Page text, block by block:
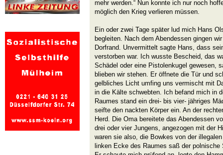
mehr werden.“ Nun konnte ich nur noch
möglich den Krieg verlieren müssen.
Ein oder zwei Tage später lud mich Hans
begleiten. Nach dem Abendessen gingen
Dorfrand. Unvermittelt sagte Hans, dass
verstorben war. Ich wusste Bescheid, das
Schädel oder eine Pistolenkugel gewesen,
blieben wir stehen. Er öffnete die Tür und
gelbliches Licht umfing uns vermischt mit
in die Kälte schwebten. Ich befand mich in
Raumes stand ein drei- bis vier- jähriges
seifte den nackten Körper ein. An der
Herd. Die Oma bereitete das Abendessen
drei oder vier Jungens, angezogen mit der
waren sie also, die Bowkes von der
linken Ecke des Raumes saß der